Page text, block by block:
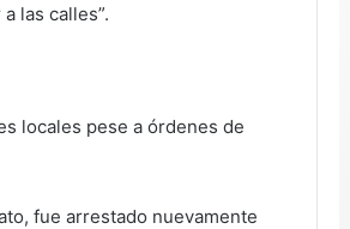
las calles”.
locales pese a órdenes de
fue arrestado nuevamente